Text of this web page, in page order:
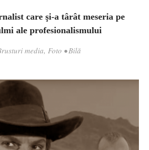
care şi-a târât meseria pe
ale profesionalismului
media, Foto •Bilă